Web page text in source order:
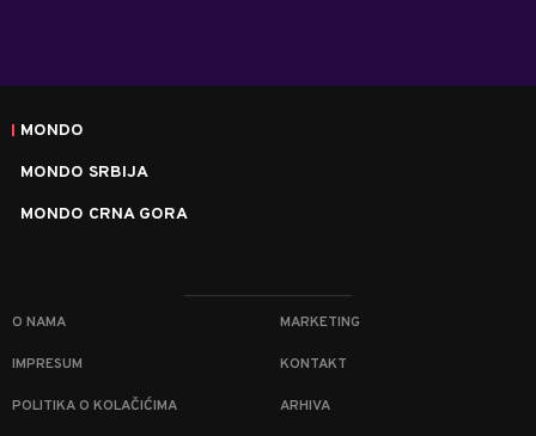
MONDO
MONDO SRBIJA
MONDO CRNA GORA
O NAMA MARKETING
IMPRESUM KONTAKT
POLITIKA O KOLAČIĆIMA ARHIVA